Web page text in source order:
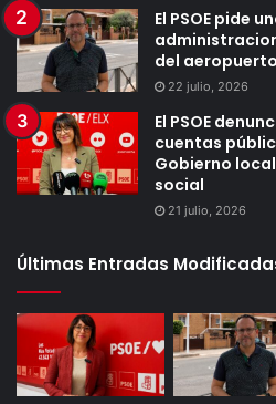
El PSOE pide
del
22 julio, 2026
El PSOE
cuentas
Gobierno
social
21 julio, 2026
Últimas Entradas